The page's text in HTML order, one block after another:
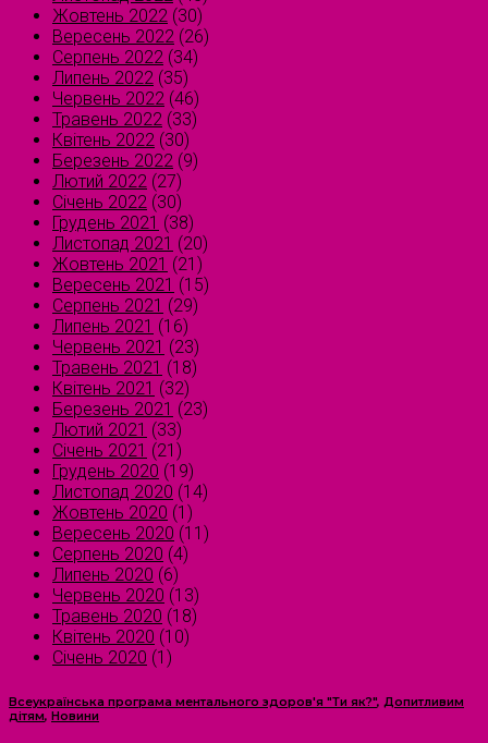
Жовтень 2022 (30)
Вересень 2022 (26)
Серпень 2022 (34)
Липень 2022 (35)
Червень 2022 (46)
Травень 2022 (33)
Квітень 2022 (30)
Березень 2022 (9)
Лютий 2022 (27)
Січень 2022 (30)
Грудень 2021 (38)
Листопад 2021 (20)
Жовтень 2021 (21)
Вересень 2021 (15)
Серпень 2021 (29)
Липень 2021 (16)
Червень 2021 (23)
Травень 2021 (18)
Квітень 2021 (32)
Березень 2021 (23)
Лютий 2021 (33)
Січень 2021 (21)
Грудень 2020 (19)
Листопад 2020 (14)
Жовтень 2020 (1)
Вересень 2020 (11)
Серпень 2020 (4)
Липень 2020 (6)
Червень 2020 (13)
Травень 2020 (18)
Квітень 2020 (10)
Січень 2020 (1)
Всеукраїнська програма ментального здоров'я "Ти як?", Допитливим
дітям, Новини